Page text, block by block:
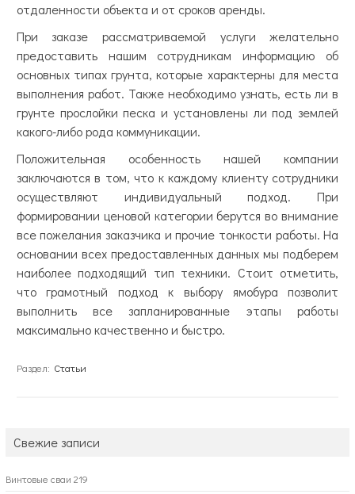
отдаленности объекта и от сроков аренды.
При заказе рассматриваемой услуги желательно
предоставить нашим сотрудникам информацию об
основных типах грунта, которые характерны для места
выполнения работ. Также необходимо узнать, есть ли в
грунте прослойки песка и установлены ли под землей
какого-либо рода коммуникации.
Положительная особенность нашей компании
заключаются в том, что к каждому клиенту сотрудники
осуществляют индивидуальный подход. При
формировании ценовой категории берутся во внимание
все пожелания заказчика и прочие тонкости работы. На
основании всех предоставленных данных мы подберем
наиболее подходящий тип техники. Стоит отметить,
что грамотный подход к выбору ямобура позволит
выполнить все запланированные этапы работы
максимально качественно и быстро.
Раздел: Статьи
Свежие записи
Винтовые сваи 219